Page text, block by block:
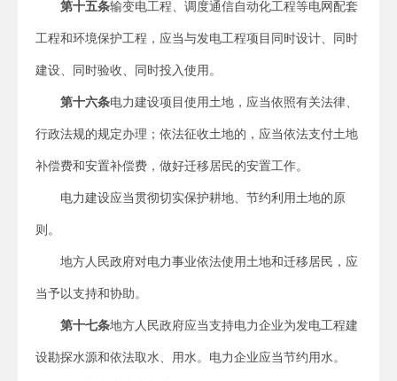
第十五条输变电工程、调度通信自动化工程等电网配套
工程和环境保护工程，应当与发电工程项目同时设计、同时
建设、同时验收、同时投入使用。
第十六条电力建设项目使用土地，应当依照有关法律、
行政法规的规定办理；依法征收土地的，应当依法支付土地
补偿费和安置补偿费，做好迁移居民的安置工作。
电力建设应当贯彻切实保护耕地、节约利用土地的原
则。
地方人民政府对电力事业依法使用土地和迁移居民，应
当予以支持和协助。
第十七条地方人民政府应当支持电力企业为发电工程建
设勘探水源和依法取水、用水。电力企业应当节约用水。